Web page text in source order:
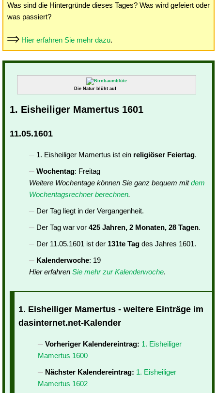
Was sind die Hintergründe dieses Tages? Was wird gefeiert oder
was passiert?
Hier erfahren Sie mehr dazu.
Die Natur blüht auf
1. Eisheiliger Mamertus 1601
11.05.1601
1. Eisheiliger Mamertus ist ein religiöser Feiertag.
Wochentag: Freitag
Weitere Wochentage können Sie ganz bequem mitdem
Wochentagsrechner berechnen.
Der Tag liegt in der Vergangenheit.
Der Tag war vor 425 Jahren, 2 Monaten, 28 Tagen.
Der 11.05.1601 ist der 131te Tag des Jahres 1601.
Kalenderwoche: 19
Hier erfahren Sie mehr zur Kalenderwoche.
1. Eisheiliger Mamertus - weitere Einträge im
dasinternet.net-Kalender
Vorheriger Kalendereintrag: 1. Eisheiliger
Mamertus 1600
Nächster Kalendereintrag: 1. Eisheiliger
Mamertus 1602